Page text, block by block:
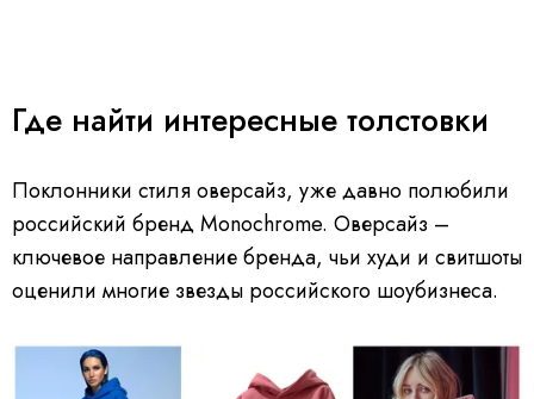
Где найти интересные толстовки
Поклонники стиля оверсайз, уже давно полюбили
российский бренд Monochrome. Оверсайз –
ключевое направление бренда, чьи худи и свитшоты
оценили многие звезды российского шоубизнеса.